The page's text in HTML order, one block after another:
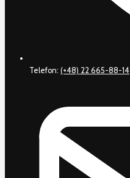
Telefon: (+48) 22 665-88-14